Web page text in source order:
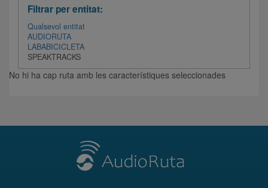
Filtrar per entitat:
Qualsevol entitat
AUDIORUTA
LABABICICLETA
SPEAKTRACKS
No hi ha cap ruta amb les característiques seleccionades